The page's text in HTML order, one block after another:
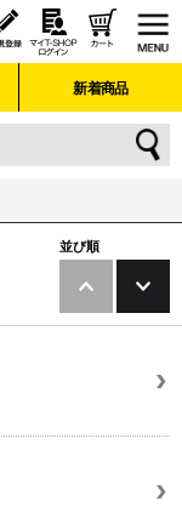
新着商品
並び順